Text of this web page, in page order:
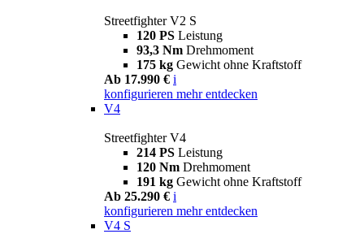
Streetfighter V2 S
120 PS Leistung
93,3 Nm Drehmoment
175 kg Gewicht ohne Kraftstoff
Ab 17.990 € i
konfigurieren mehr entdecken
V4
Streetfighter V4
214 PS Leistung
120 Nm Drehmoment
191 kg Gewicht ohne Kraftstoff
Ab 25.290 € i
konfigurieren mehr entdecken
V4 S